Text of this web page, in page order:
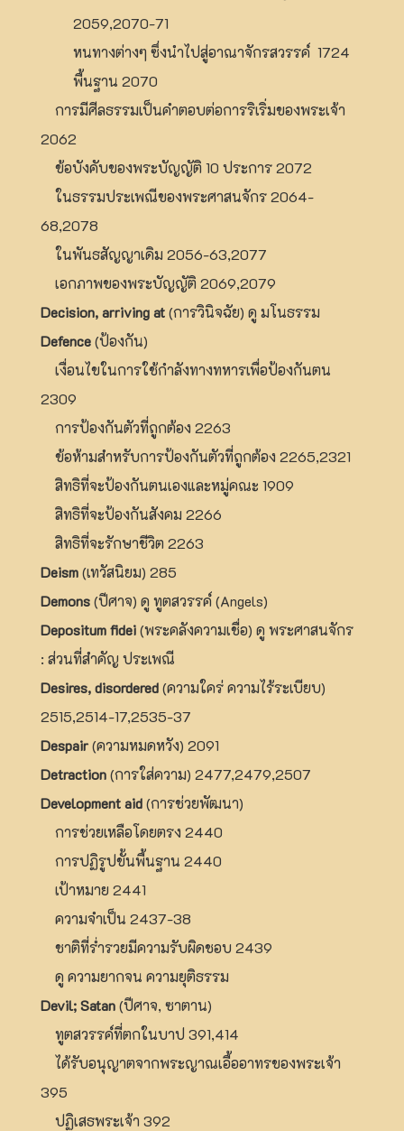
2059,2070-71
หนทางต่างๆ ซึ่งนำไปสู่อาณาจักรสวรรค์ 1724
พื้นฐาน 2070
การมีศีลธรรมเป็นคำตอบต่อการริเริ่มของพระเจ้า
2062
ข้อบังคับของพระบัญญัติ 10 ประการ 2072
ในธรรมประเพณีของพระศาสนจักร 2064-
68,2078
ในพันธสัญญาเดิม 2056-63,2077
เอกภาพของพระบัญญัติ 2069,2079
Decision, arriving at(การวินิจฉัย) ดู มโนธรรม
Defence(ป้องกัน)
เงื่อนไขในการใช้กำลังทางทหารเพื่อป้องกันตน
2309
การป้องกันตัวที่ถูกต้อง 2263
ข้อห้ามสำหรับการป้องกันตัวที่ถูกต้อง 2265,2321
สิทธิที่จะป้องกันตนเองและหมู่คณะ 1909
สิทธิที่จะป้องกันสังคม 2266
สิทธิที่จะรักษาชีวิต 2263
Deism(เทวัสนิยม) 285
Demons(ปีศาจ) ดู ทูตสวรรค์ (Angels)
Depositum fidei(พระคลังความเชื่อ) ดู พระศาสนจักร
: ส่วนที่สำคัญ ประเพณี
Desires, disordered(ความใคร่ ความไร้ระเบียบ)
2515,2514-17,2535-37
Despair(ความหมดหวัง) 2091
Detraction(การใส่ความ) 2477,2479,2507
Development aid(การช่วยพัฒนา)
การช่วยเหลือโดยตรง 2440
การปฏิรูปขั้นพื้นฐาน 2440
เป้าหมาย 2441
ความจำเป็น 2437-38
ชาติที่ร่ำรวยมีความรับผิดชอบ 2439
ดู ความยากจน ความยุติธรรม
Devil; Satan(ปีศาจ, ซาตาน)
ทูตสวรรค์ที่ตกในบาป 391,414
ได้รับอนุญาตจากพระญาณเอื้ออาทรของพระเจ้า
395
ปฏิเสธพระเจ้า 392